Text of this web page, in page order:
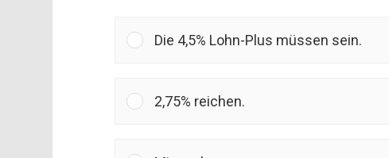
Die 4,5% Lohn-Plus müssen sein.
2,75% reichen.